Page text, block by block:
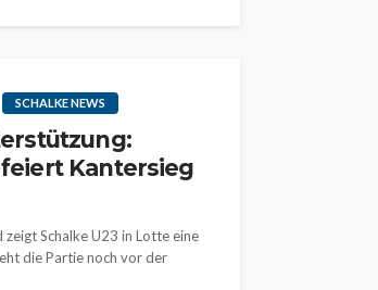
SCHALKE NEWS
Kantersieg
zeigt Schalke U23 in Lotte eine
die Partie noch vor der